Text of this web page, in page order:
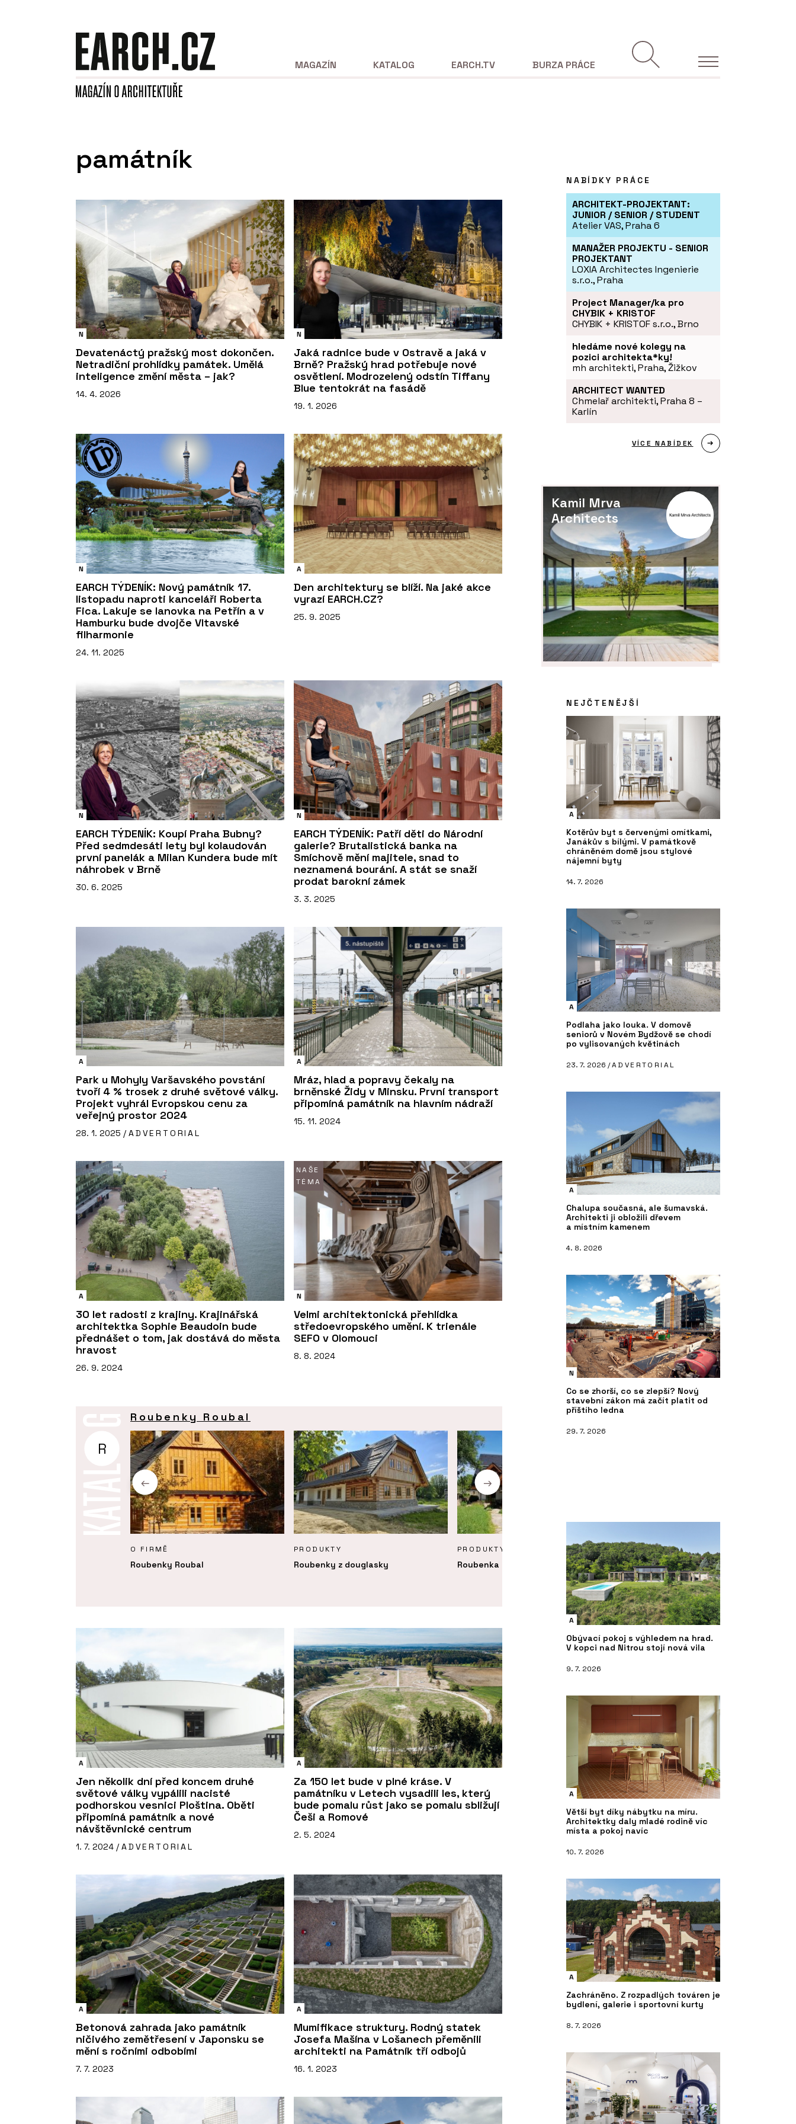
MAGAZÍN KATALOG EARCH.TV BURZA PRÁCE
památník
N
Devatenáctý pražský most dokončen.
Netradiční prohlídky památek. Umělá
inteligence změní města – jak?
14. 4. 2026
N
Jaká radnice bude v Ostravě a jaká v
Brně? Pražský hrad potřebuje nové
osvětlení. Modrozelený odstín Tiffany
Blue tentokrát na fasádě
19. 1. 2026
N
EARCH TÝDENÍK: Nový památník 17.
listopadu naproti kanceláři Roberta
Fica. Lakuje se lanovka na Petřín a v
Hamburku bude dvojče Vltavské
filharmonie
24. 11. 2025
A
Den architektury se blíží. Na jaké akce
vyrazí EARCH.CZ?
25. 9. 2025
N
EARCH TÝDENÍK: Koupí Praha Bubny?
Před sedmdesáti lety byl kolaudován
první panelák a Milan Kundera bude mít
náhrobek v Brně
30. 6. 2025
N
EARCH TÝDENÍK: Patří děti do Národní
galerie? Brutalistická banka na
Smíchově mění majitele, snad to
neznamená bourání. A stát se snaží
prodat barokní zámek
3. 3. 2025
A
Park u Mohyly Varšavského povstání
tvoří 4 % trosek z druhé světové války.
Projekt vyhrál Evropskou cenu za
veřejný prostor 2024
28. 1. 2025 / ADVERTORIAL
A
Mráz, hlad a popravy čekaly na
brněnské Židy v Minsku. První transport
připomíná památník na hlavním nádraží
15. 11. 2024
A
30 let radosti z krajiny. Krajinářská
architektka Sophie Beaudoin bude
přednášet o tom, jak dostává do města
hravost
26. 9. 2024
NAŠE
TÉMA
N
Velmi architektonická přehlídka
středoevropského umění. K trienále
SEFO v Olomouci
8. 8. 2024
R
Roubenky Roubal
O FIRMĚ
Roubenky Roubal
PRODUKTY
Roubenky z douglasky
PRODUKTY
Roubenka Klasika s moderními prvky
ČLÁNKY
Dovolená v Krkonoších v roubence u
kachlových kamen. Chalupa má
vlastní vinný sklípek a v okolí šumí
potok a lesy
A
Jen několik dní před koncem druhé
světové války vypálili nacisté
podhorskou vesnici Ploština. Oběti
připomíná památník a nové
návštěvnické centrum
1. 7. 2024 / ADVERTORIAL
A
Za 150 let bude v plné kráse. V
památníku v Letech vysadili les, který
bude pomalu růst jako se pomalu sbližují
Češi a Romové
2. 5. 2024
A
Betonová zahrada jako památník
ničivého zemětřesení v Japonsku se
mění s ročními odbobími
7. 7. 2023
A
Mumifikace struktury. Rodný statek
Josefa Mašína v Lošanech přeměnili
architekti na Památník tří odbojů
16. 1. 2023
NABÍDKY PRÁCE
ARCHITEKT-PROJEKTANT:
JUNIOR / SENIOR / STUDENT
Atelier VAS, Praha 6
MANAŽER PROJEKTU - SENIOR
PROJEKTANT
LOXIA Architectes Ingenierie
s.r.o., Praha
Project Manager/ka pro
CHYBIK + KRISTOF
CHYBIK + KRISTOF s.r.o., Brno
hledáme nové kolegy na
pozici architekta*ky!
mh architekti, Praha, Žižkov
ARCHITECT WANTED
Chmelař architekti, Praha 8 –
Karlín
VÍCE NABÍDEK
Kamil Mrva
Architects
NEJČTENĚJŠÍ
A
Kotěrův byt s červenými omítkami,
Janákův s bílými. V památkově
chráněném domě jsou stylové
nájemní byty
14. 7. 2026
A
Podlaha jako louka. V domově
seniorů v Novém Bydžově se chodí
po vylisovaných květinách
23. 7. 2026 /ADVERTORIAL
A
Chalupa současná, ale šumavská.
Architekti ji obložili dřevem
a místním kamenem
4. 8. 2026
N
Co se zhorší, co se zlepší? Nový
stavební zákon má začít platit od
příštího ledna
29. 7. 2026
A
Obývací pokoj s výhledem na hrad.
V kopci nad Nitrou stojí nová vila
9. 7. 2026
A
Větší byt díky nábytku na míru.
Architektky daly mladé rodině víc
místa a pokoj navíc
10. 7. 2026
A
Zachráněno. Z rozpadlých továren je
bydlení, galerie i sportovní kurty
8. 7. 2026